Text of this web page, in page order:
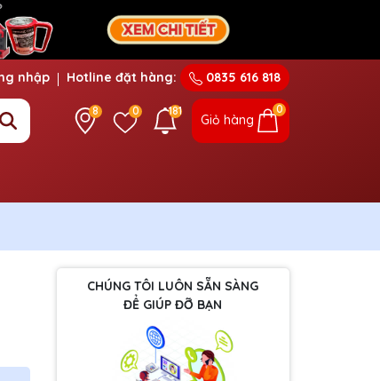
nhập Hotline đặt hàng: 0835 616 818
8 0 181
Giỏ hàng
0
CHÚNG TÔI LUÔN SẴN SÀNG
ĐỂ GIÚP ĐỠ BẠN